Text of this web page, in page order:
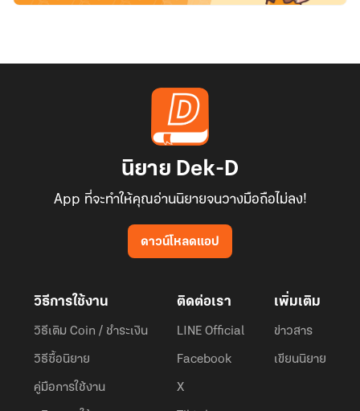
นิยาย Dek-D
App ที่จะทำให้คุณอ่านนิยายจนวางมือถือไม่ลง!
ดาวน์โหลดแอป
วิธีการใช้งาน
วิธีเติม Coin / ชำระเงิน
วิธีซื้อนิยาย
คู่มือการใช้งาน
ติดต่อเรา
LINE Official
Facebook
X
เพิ่มเติม
ข่าวสาร
เขียนนิยาย